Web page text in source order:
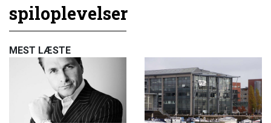
spiloplevelser
MEST LÆSTE